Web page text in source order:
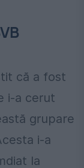
că a fost
i-a cerut
grupare
i-a
la